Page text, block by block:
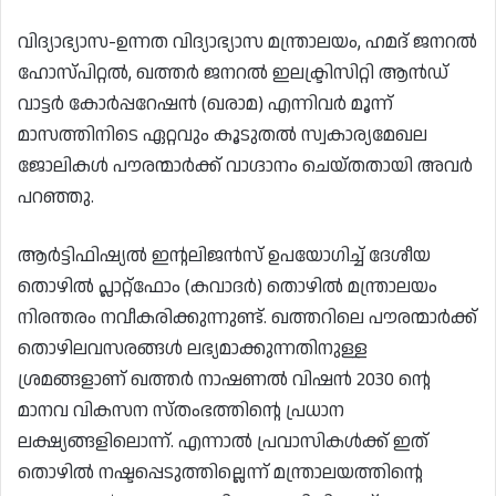
വിദ്യാഭ്യാസ-ഉന്നത വിദ്യാഭ്യാസ മന്ത്രാലയം, ഹമദ് ജനറൽ
ഹോസ്പിറ്റൽ, ഖത്തർ ജനറൽ ഇലക്ട്രിസിറ്റി ആൻഡ്
വാട്ടർ കോർപ്പറേഷൻ (ഖരാമ) എന്നിവർ മൂന്ന്
മാസത്തിനിടെ ഏറ്റവും കൂടുതൽ സ്വകാര്യമേഖല
ജോലികൾ പൗരന്മാർക്ക് വാഗ്ദാനം ചെയ്തതായി അവർ
പറഞ്ഞു.
ആർട്ടിഫിഷ്യൽ ഇന്റലിജൻസ് ഉപയോഗിച്ച് ദേശീയ
തൊഴിൽ പ്ലാറ്റ്ഫോം (കവാദർ) തൊഴിൽ മന്ത്രാലയം
നിരന്തരം നവീകരിക്കുന്നുണ്ട്. ഖത്തറിലെ പൗരന്മാർക്ക്
തൊഴിലവസരങ്ങൾ ലഭ്യമാക്കുന്നതിനുള്ള
ശ്രമങ്ങളാണ് ഖത്തർ നാഷണൽ വിഷൻ 2030 ന്റെ
മാനവ വികസന സ്തംഭത്തിന്റെ പ്രധാന
ലക്ഷ്യങ്ങളിലൊന്ന്. എന്നാൽ പ്രവാസികൾക്ക് ഇത്
തൊഴിൽ നഷ്ടപ്പെടുത്തില്ലെന്ന് മന്ത്രാലയത്തിന്റെ